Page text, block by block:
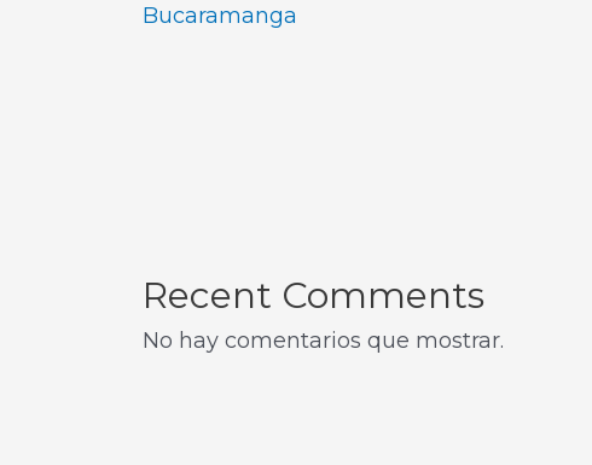
Bucaramanga
Recent Comments
No hay comentarios que mostrar.